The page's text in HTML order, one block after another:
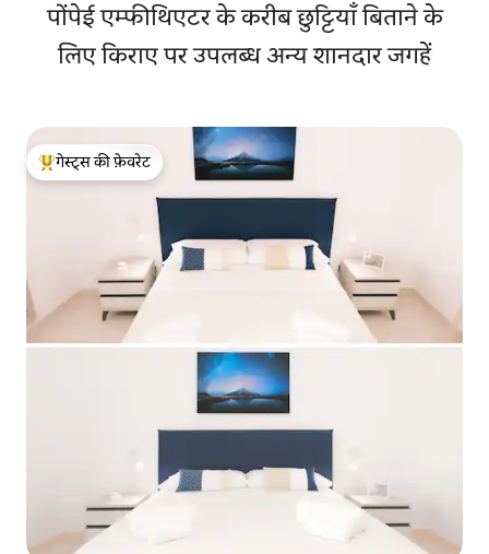
पोंपेई एम्फीथिएटर के करीब छुट्टियाँ बिताने के
लिए किराए पर उपलब्ध अन्य शानदार जगहें
गेस्ट्स का टॉप फ़ेवरेट
गेस्ट्स की फ़ेवरेट